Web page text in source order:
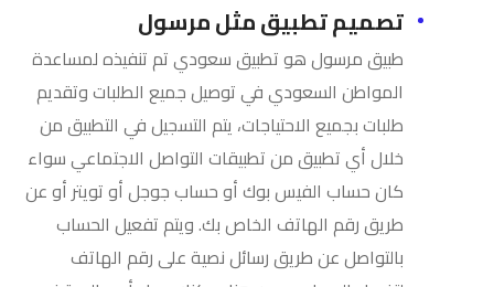
تصميم تطبيق مثل مرسول
طبيق مرسول هو تطبيق سعودي تم تنفيذه لمساعدة
المواطن السعودي في توصيل جميع الطلبات وتقديم
طلبات بجميع الاحتياجات، يتم التسجيل في التطبيق من
خلال أي تطبيق من تطبيقات التواصل الاجتماعي سواء
كان حساب الفيس بوك أو حساب جوجل أو تويتر أو عن
طريق رقم الهاتف الخاص بك. ويتم تفعيل الحساب
بالتواصل عن طريق رسائل نصية على رقم الهاتف